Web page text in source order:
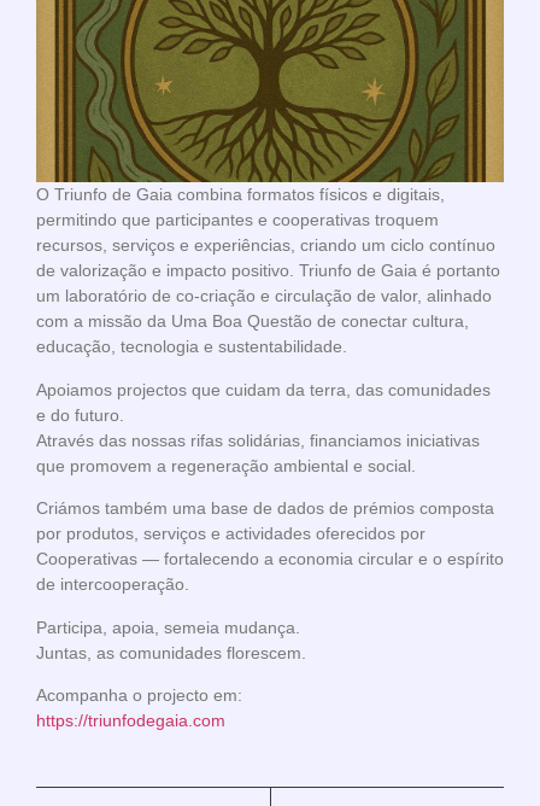
O Triunfo de Gaia combina formatos físicos e digitais,
permitindo que participantes e cooperativas troquem
recursos, serviços e experiências, criando um ciclo contínuo
de valorização e impacto positivo. Triunfo de Gaia é portanto
um laboratório de co-criação e circulação de valor, alinhado
com a missão da Uma Boa Questão de conectar cultura,
educação, tecnologia e sustentabilidade.
Apoiamos projectos que cuidam da terra, das comunidades
e do futuro.
Através das nossas rifas solidárias, financiamos iniciativas
que promovem a regeneração ambiental e social.
Criámos também uma base de dados de prémios composta
por produtos, serviços e actividades oferecidos por
Cooperativas — fortalecendo a economia circular e o espírito
de intercooperação.
Participa, apoia, semeia mudança.
Juntas, as comunidades florescem.
Acompanha o projecto em:
https://triunfodegaia.com